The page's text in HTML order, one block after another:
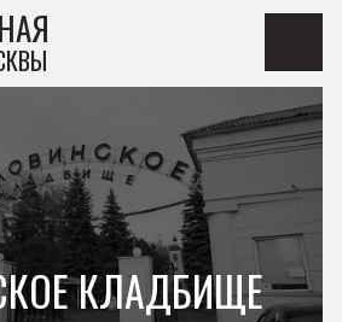
КЛАДБИЩЕ